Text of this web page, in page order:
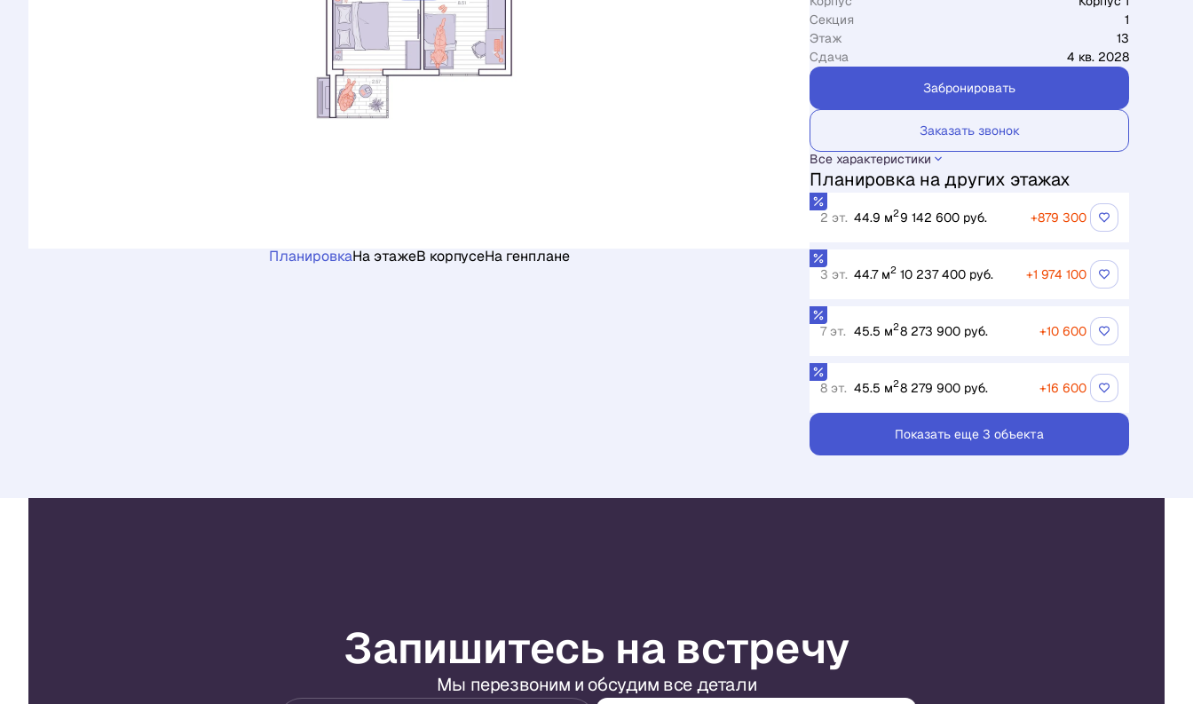
ПланировкаНа этажеВ корпусеНа генплане
Секция
1
Этаж
13
Сдача
4 кв. 2028
Забронировать
Заказать звонок
Все характеристики
Планировка на других этажах
2 эт. 44.9 м29 142 600 руб. +879 300
3 эт. 44.7 м2 10 237 400 руб. +1 974 100
7 эт. 45.5 м28 273 900 руб. +10 600
8 эт. 45.5 м28 279 900 руб. +16 600
Показать еще 3 объектa
Запишитесь на встречу
Мы перезвоним и обсудим все детали